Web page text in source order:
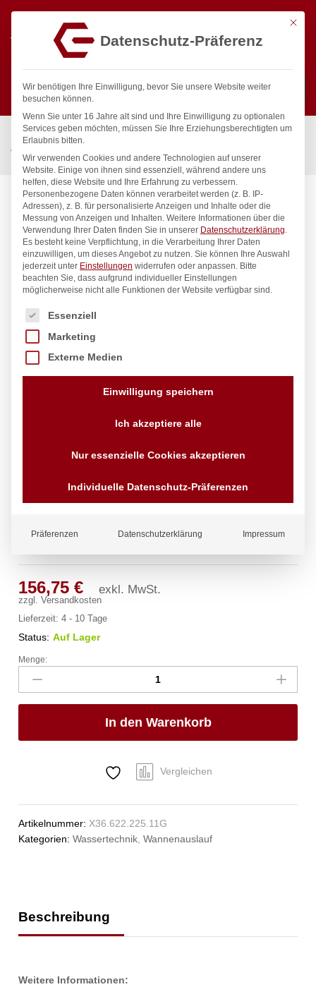
Suchen
Start / Gastronomiebedarf & Gastro Geräte für Profis
Wassertechnik
Wannenauslauf pro Wannen-Rohreinlauf
pro Wannen-Rohreinlauf
156,75€ exkl. MwSt.
zzgl.Versandkosten
Lieferzeit:4 - 10 Tage
Status: Auf Lager
pro
Wannen-
Rohreinlauf
Anzahl
Menge:
In den Warenkorb
Vergleichen
Artikelnummer:X36.622.225.11G
Kategorien:Wassertechnik,Wannenauslauf
Beschreibung
Weitere Informationen:
Mit
Datenschutz-Präferenz
Wir benötigen Ihre Einwilligung, bevor Sie unsere Website weiter
besuchen können.
Wenn Sie unter 16 Jahre alt sind und Ihre Einwilligung zu optionalen
Services geben möchten, müssen Sie Ihre Erziehungsberechtigten um
Erlaubnis bitten.
Wir verwenden Cookies und andere Technologien auf unserer
Website. Einige von ihnen sind essenziell, während andere uns
helfen, diese Website und Ihre Erfahrung zu verbessern.
Personenbezogene Daten können verarbeitet werden (z. B. IP-
Adressen), z. B. für personalisierte Anzeigen und Inhalte oder die
Messung von Anzeigen und Inhalten. Weitere Informationen über die
Verwendung Ihrer Daten finden Sie in unserer Datenschutzerklärung.
Es besteht keine Verpflichtung, in die Verarbeitung Ihrer Daten
einzuwilligen, um dieses Angebot zu nutzen. Sie können Ihre Auswahl
jederzeit unter Einstellungen widerrufen oder anpassen. Bitte
beachten Sie, dass aufgrund individueller Einstellungen
möglicherweise nicht alle Funktionen der Website verfügbar sind.
Es folgt eine Liste der Service-Gruppen, für die eine
Essenziell
Marketing
Externe Medien
Einwilligung speichern
Ich akzeptiere alle
Nur essenzielle Cookies akzeptieren
Individuelle Datenschutz-Präferenzen
Präferenzen Datenschutzerklärung Impressum